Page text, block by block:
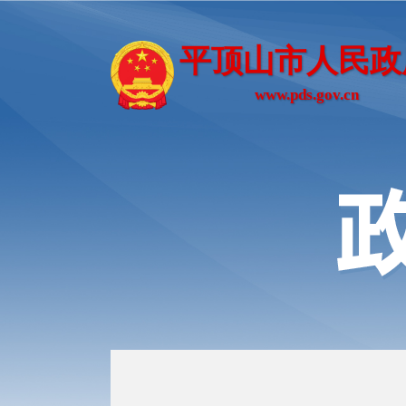
平顶山市人民
www.pds.gov.cn